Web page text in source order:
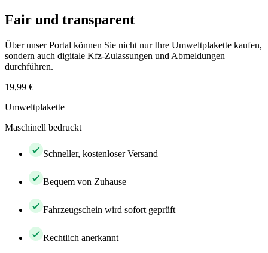
Fair und transparent
Über unser Portal können Sie nicht nur Ihre Umweltplakette kaufen,
sondern auch digitale Kfz-Zulassungen und Abmeldungen
durchführen.
19,99 €
Umweltplakette
Maschinell bedruckt
Schneller, kostenloser Versand
Bequem von Zuhause
Fahrzeugschein wird sofort geprüft
Rechtlich anerkannt